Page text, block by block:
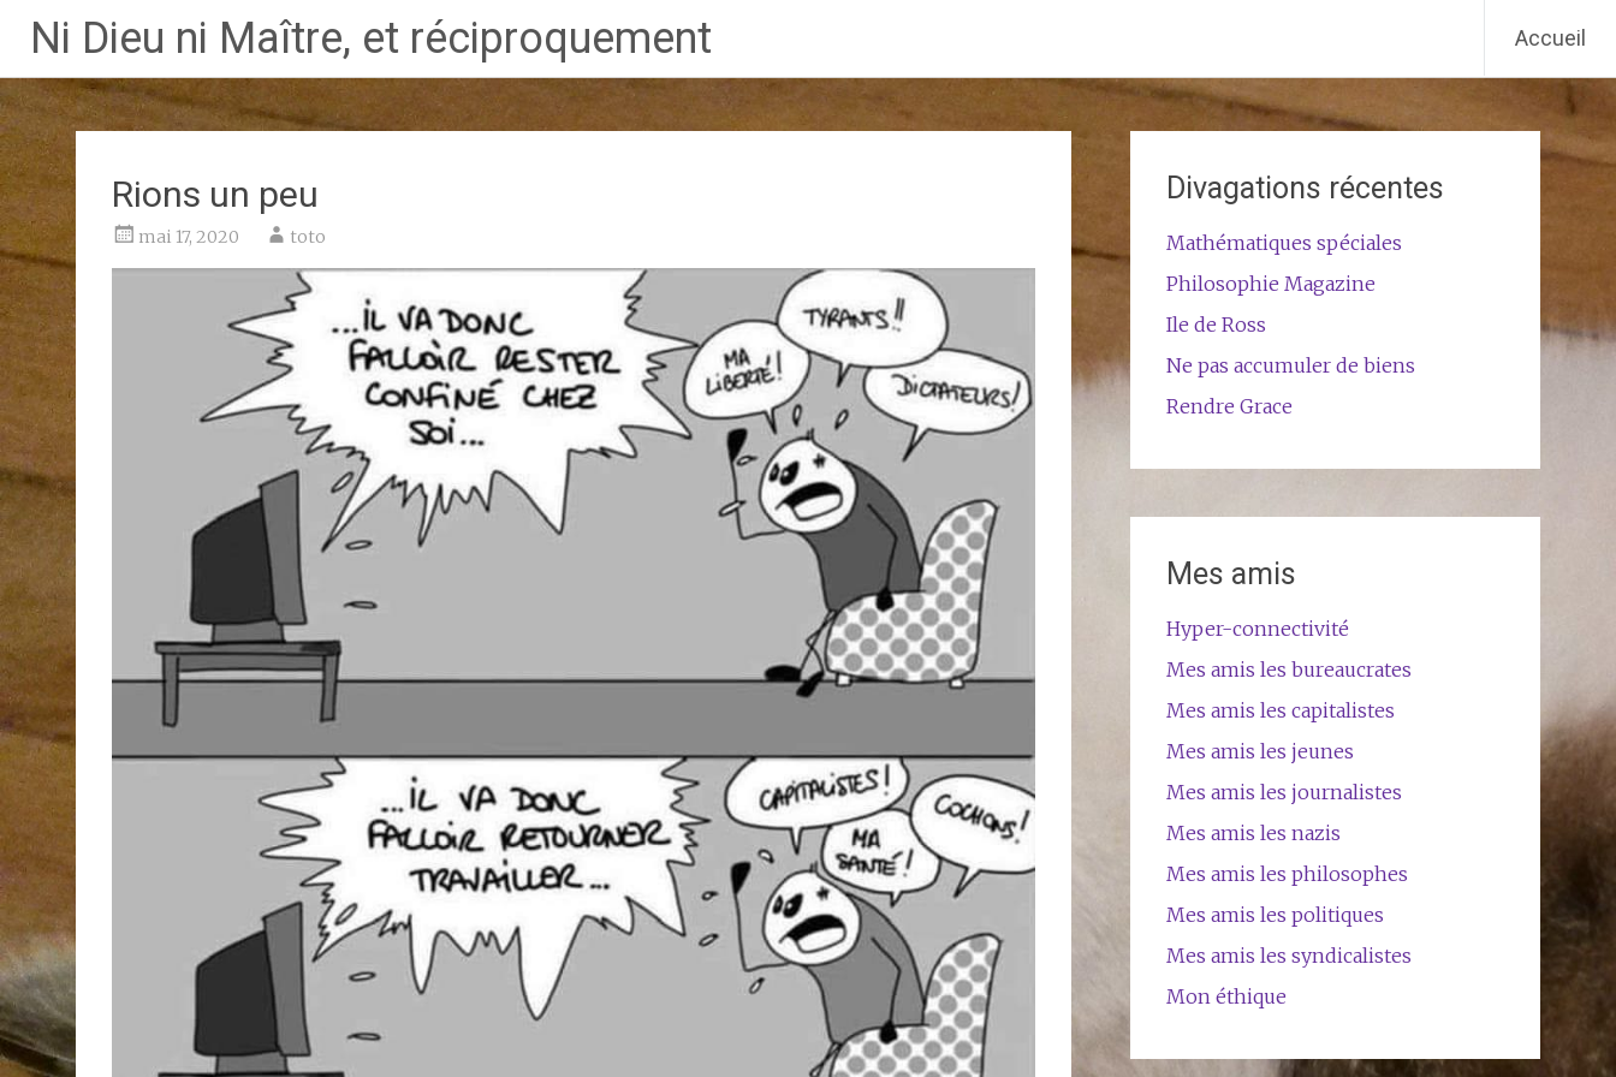
Aller
au
contenu
principal
Ni Dieu ni Maître, et réciproquement Accueil
Rions un peu
mai 17, 2020 toto
Divagations récentes
Mathématiques spéciales
Philosophie Magazine
Ile de Ross
Ne pas accumuler de biens
Rendre Grace
Mes amis
Hyper-connectivité
Mes amis les bureaucrates
Mes amis les capitalistes
Mes amis les jeunes
Mes amis les journalistes
Mes amis les nazis
Mes amis les philosophes
Mes amis les politiques
Mes amis les syndicalistes
Mon éthique